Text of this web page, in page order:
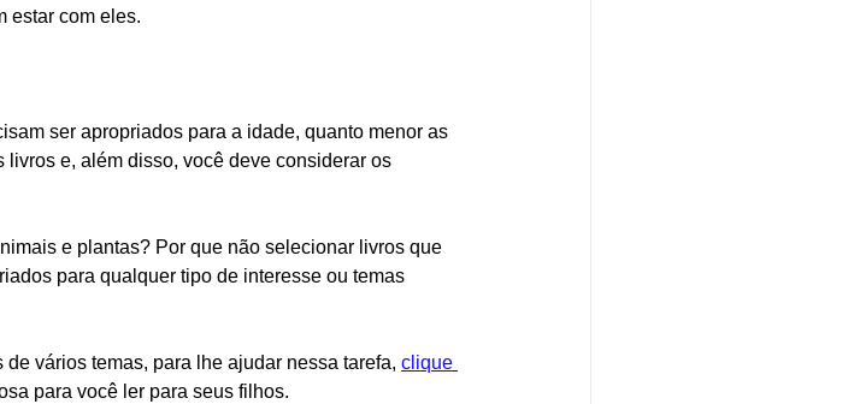
estar com eles.
ser apropriados para a idade, quanto menor as
e, além disso, você deve considerar os
e plantas? Por que não selecionar livros que
para qualquer tipo de interesse ou temas
vários temas, para lhe ajudar nessa tarefa, clique
para você ler para seus filhos.